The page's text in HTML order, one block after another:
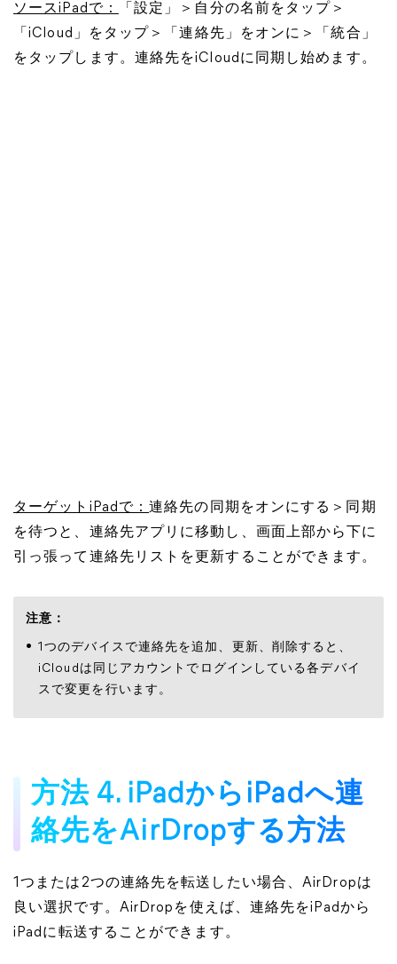
ソースiPadで：
「設定」＞自分の名前をタップ＞
「iCloud」をタップ＞「連絡先」をオンに＞「統合」
をタップします。連絡先をiCloudに同期し始めます。
ターゲットiPadで：連絡先の同期をオンにする＞同期
を待つと、連絡先アプリに移動し、画面上部から下に
引っ張って連絡先リストを更新することができます。
注意：
1つのデバイスで連絡先を追加、更新、削除すると、
iCloudは同じアカウントでログインしている各デバイ
スで変更を行います。
方法 4. iPadからiPadへ連
絡先をAirDropする方法
1つまたは2つの連絡先を転送したい場合、AirDropは
良い選択です。AirDropを使えば、連絡先をiPadから
iPadに転送することができます。